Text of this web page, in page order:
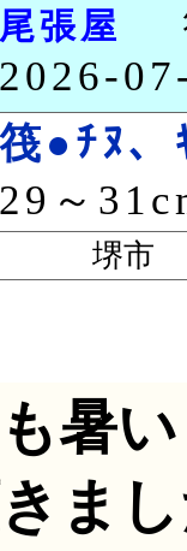
尾張屋
2026-
筏●ﾁﾇ、
29～
堺市
暑
ま